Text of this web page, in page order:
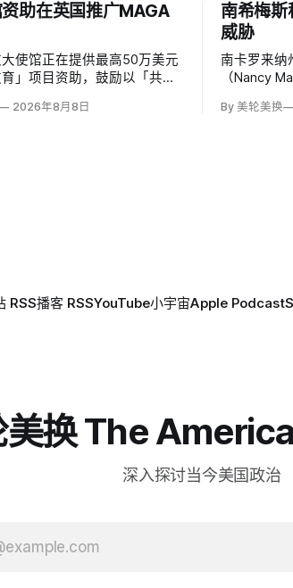
助在英国推广MAGA
使馆正在提供最高50万美元
」项目资助，鼓励以「共同
当程序、陪审团审判、财产
2026年8月8日
南希梅
威胁
南卡罗来纳
（Nancy
马」，并对
By 美轮美换
RSS播客 RSSYouTube小宇宙Apple Podcast
美换 The
深入探讨当今美国政治